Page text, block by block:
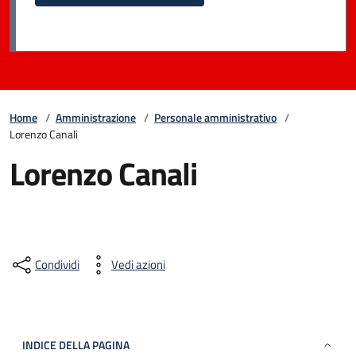
Home / Amministrazione / Personale amministrativo /
Lorenzo Canali
Lorenzo Canali
Condividi Vedi azioni
INDICE DELLA PAGINA